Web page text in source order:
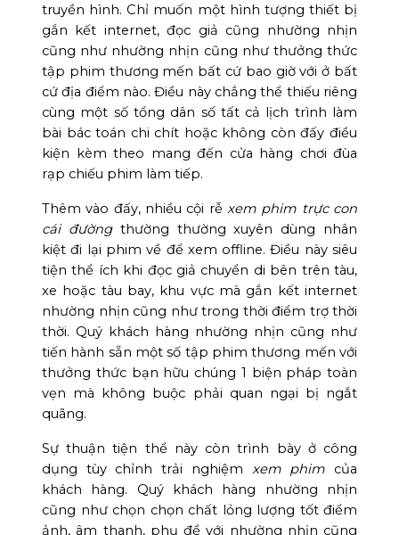
truyền hình. Chỉ muốn một hình tượng thiết bị
gắn kết internet, đọc giả cũng nhường nhịn
cũng như nhường nhịn cũng như thưởng thức
tập phim thương mến bất cứ bao giờ với ở bất
cứ địa điểm nào. Điều này chẳng thể thiếu riêng
cùng một số tổng dân số tất cả lịch trình làm
bài bác toán chi chít hoặc không còn đấy điều
kiện kèm theo mang đến cửa hàng chơi đùa
rạp chiếu phim làm tiếp.
Thêm vào đấy, nhiều cội rễ xem phim trực con
cái đườngthường thường xuyên dùng nhân
kiệt đi lại phim về để xem offline. Điều này siêu
tiện thể ích khi đọc giả chuyển di bên trên tàu,
xe hoặc tàu bay, khu vực mà gắn kết internet
nhường nhịn cũng như trong thời điểm trợ thời
thời. Quý khách hàng nhường nhịn cũng như
tiến hành sẵn một số tập phim thương mến với
thưởng thức bạn hữu chúng 1 biện pháp toàn
vẹn mà không buộc phải quan ngại bị ngắt
quãng.
Sự thuận tiện thể này còn trình bày ở công
dụng tùy chỉnh trải nghiệm xem phim của
khách hàng. Quý khách hàng nhường nhịn
cũng như chọn chọn chất lỏng lượng tốt điểm
ảnh, âm thanh, phụ đề với nhường nhịn cũng